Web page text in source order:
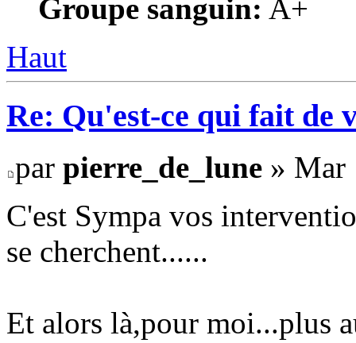
Groupe sanguin: A+
Haut
Re: Qu'est-ce qui fait de
par pierre_de_lune » Mar
C'est Sympa vos
se cherchent......
Et alors là,pour moi...plus